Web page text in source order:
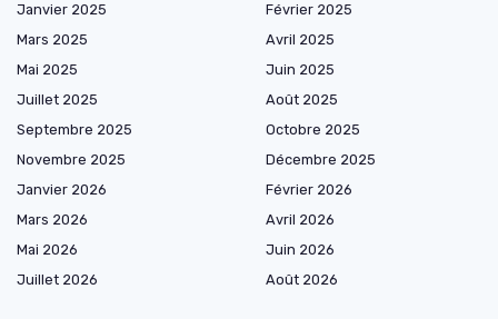
Janvier 2025
Février 2025
Mars 2025
Avril 2025
Mai 2025
Juin 2025
Juillet 2025
Août 2025
Septembre 2025
Octobre 2025
Novembre 2025
Décembre 2025
Janvier 2026
Février 2026
Mars 2026
Avril 2026
Mai 2026
Juin 2026
Juillet 2026
Août 2026